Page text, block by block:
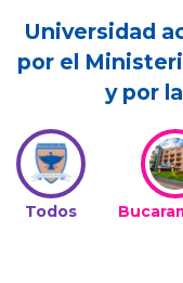
Universidad
por el
y por
Todos